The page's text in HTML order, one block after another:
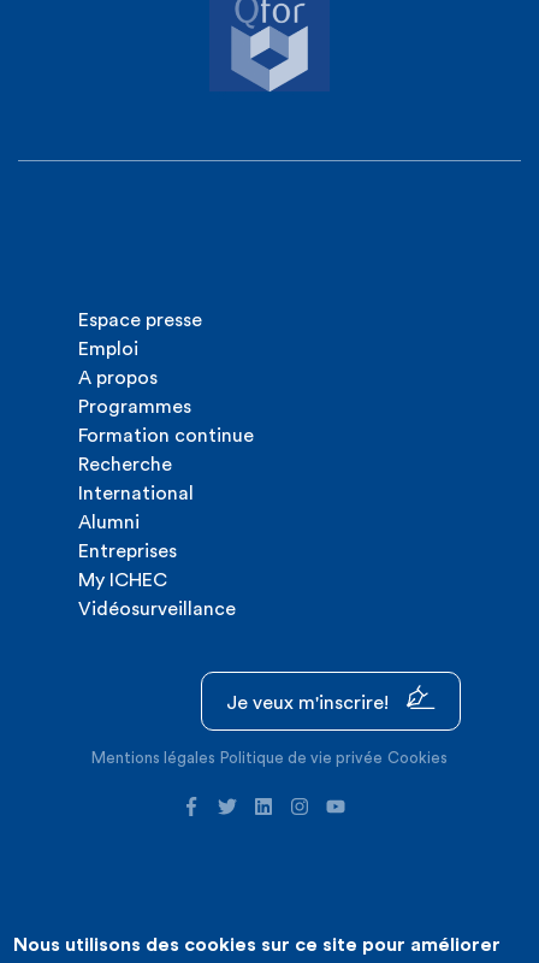
Espace presse
Emploi
A propos
Programmes
Formation continue
Recherche
International
Alumni
Entreprises
My ICHEC
Vidéosurveillance
Je veux m'inscrire!
Mentions légales Politique de vie privée Cookies
©2026 ICHEC |Création de site internet : Expansion
Nous utilisons des cookies sur ce site pour améliorer